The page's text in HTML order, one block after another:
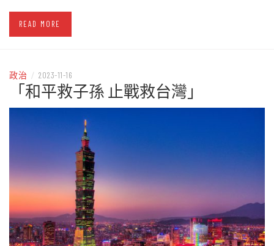
READ MORE
政治 / 2023-11-16
「和平救子孫 止戰救台灣」